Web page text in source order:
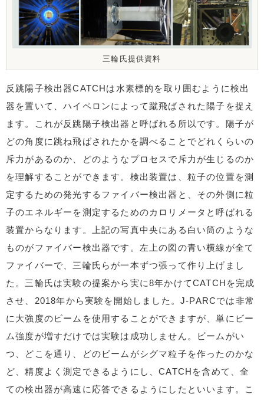
三輪氏提供資料
反跳陽子検出器CATCHは水素標的を取り囲むように検出
器を置いて、ハイペロンによって蹴飛ばされた陽子を捉え
ます。これが反跳陽子検出器と呼ばれる所以です。陽子が
どの角度に跳ね飛ばされたかを調べることでどれくらいの
斥力があるのか、どのようなプロセスで斥力が生じるのか
を理解することができます。検出装置は、粒子の位置を測
定するための発光するファイバー検出器と、その外側に粒
子のエネルギーを測定するためのカロリメータと呼ばれる
装置からなります。上記の写真中央にある白い筒のような
ものがファイバー検出器です。左上の図の青い横線が全て
ファイバーで、三輪氏らが一本ずつ張って作り上げまし
た。三輪氏は実験の提案から実に8年かけてCATCHを完成
させ、2018年から実験を開始しました。J-PARCでは非常
に大強度のビームを使用することができますが、単にビー
ム強度が増すだけでは実験は成功しません。ビームがい
つ、どこを通り、どのビームがシグマ粒子を作ったのかな
ど、精度よく測定できるようにし、CATCHを含めて、全
ての検出器が高速に応答できるようにしたといいます。こ